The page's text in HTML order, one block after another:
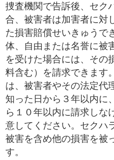
捜査機関で告訴後、セク
合、被害者は加害者に対
た損害賠償せいきゅうで
体、自由または名誉に被
を受けた場合には、その
料含む）を請求できます
は、被害者やその法定代
知った日から３年以内に
ら１０年以内に請求しな
意してください。セクハ
被害を含め他の損害を被
す。